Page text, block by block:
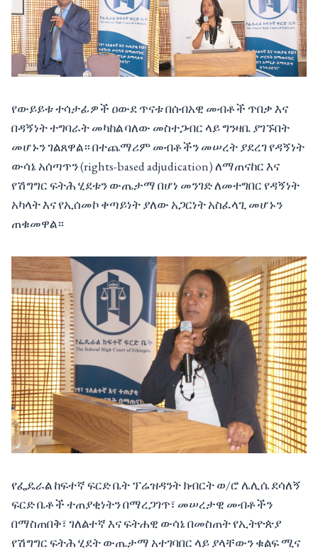
የውይይቱ ተሳታፊዎች ዐውደ ጥናቱ በሰብአዊ መብቶች ጥበቃ እና
በዳኝነት ተግባራት መካከል ባለው መስተጋብር ላይ ግንዛቤ ያገኙበት
መሆኑን ገልጸዋል። በተጨማሪም መብቶችን መሠረት ያደረገ የዳኝነት
ውሳኔ አሰጣጥን (rights-based adjudication) ለማጠናከር እና
የሽግግር ፍትሕ ሂደቱን ውጤታማ በሆነ መንገድ ለመተግበር የዳኝነት
አካላት እና የኢሰመኮ ቀጣይነት ያለው አጋርነት አስፈላጊ መሆኑን
ጠቁመዋል።
የፌዴራል ከፍተኛ ፍርድ ቤት ፕሬዝዳንት ክብርት ወ/ሮ ሌሊሴ ደሳለኝ
ፍርድ ቤቶች ተጠያቂነትን በማረጋገጥ፣ መሠረታዊ መብቶችን
በማስጠበቅ፣ ገለልተኛ እና ፍትሐዊ ውሳኔ በመስጠት የኢትዮጵያ
የሽግግር ፍትሕ ሂደት ውጤታማ አተገባበር ላይ ያላቸውን ቁልፍ ሚና